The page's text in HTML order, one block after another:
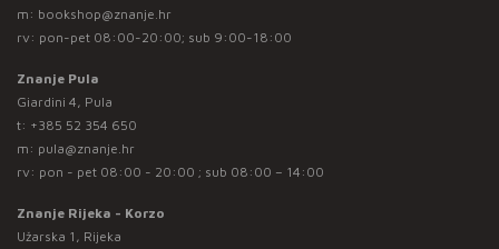
m: bookshop@znanje.hr
rv: pon-pet 08:00-20:00; sub 9:00-18:00
Znanje Pula
Giardini 4, Pula
t: +385 52 354 650
m: pula@znanje.hr
rv: pon - pet 08:00 - 20:00 ; sub 08:00 – 14:00
Znanje Rijeka - Korzo
Užarska 1, Rijeka